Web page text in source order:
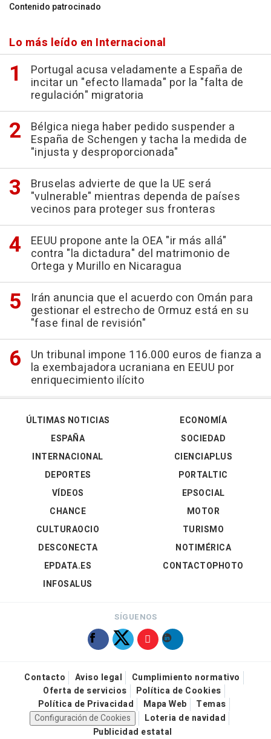
Contenido patrocinado
Lo más leído en Internacional
Portugal acusa veladamente a España de
incitar un "efecto llamada" por la "falta de
regulación" migratoria
Bélgica niega haber pedido suspender a
España de Schengen y tacha la medida de
"injusta y desproporcionada"
Bruselas advierte de que la UE será
"vulnerable" mientras dependa de países
vecinos para proteger sus fronteras
EEUU propone ante la OEA "ir más allá"
contra "la dictadura" del matrimonio de
Ortega y Murillo en Nicaragua
Irán anuncia que el acuerdo con Omán para
gestionar el estrecho de Ormuz está en su
"fase final de revisión"
Un tribunal impone 116.000 euros de fianza a
la exembajadora ucraniana en EEUU por
enriquecimiento ilícito
ÚLTIMAS NOTICIAS
ESPAÑA
INTERNACIONAL
DEPORTES
VÍDEOS
ECONOMÍA
SOCIEDAD
CIENCIAPLUS
PORTALTIC
EPSOCIAL
CHANCE
CULTURAOCIO
DESCONECTA
EPDATA.ES
INFOSALUS
MOTOR
TURISMO
NOTIMÉRICA
CONTACTOPHOTO
SÍGUENOS
Contacto Aviso legal
Cumplimiento normativo
Oferta de servicios
Política de Cookies
Política de Privacidad
Mapa Web
Temas
Configuración de Cookies
Loteria de navidad
Publicidad estatal